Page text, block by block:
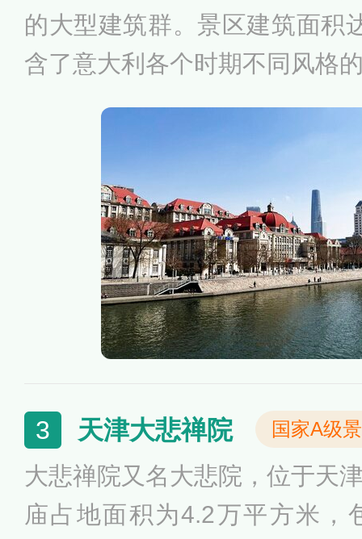
的大型建筑群。景区建筑面积
含了意大利各个时期不同风格
故居及饮冰室、李叔同故居、
国昌宅邸、回力球场、意大利
意国花园、兵营等景点。漫步
漫的欧洲小镇，众多的名人故
游人的旅程增色不少。
3 天津大悲禅院 国家A级
大悲禅院又名大悲院，位于天
庙占地面积为4.2万平方米，